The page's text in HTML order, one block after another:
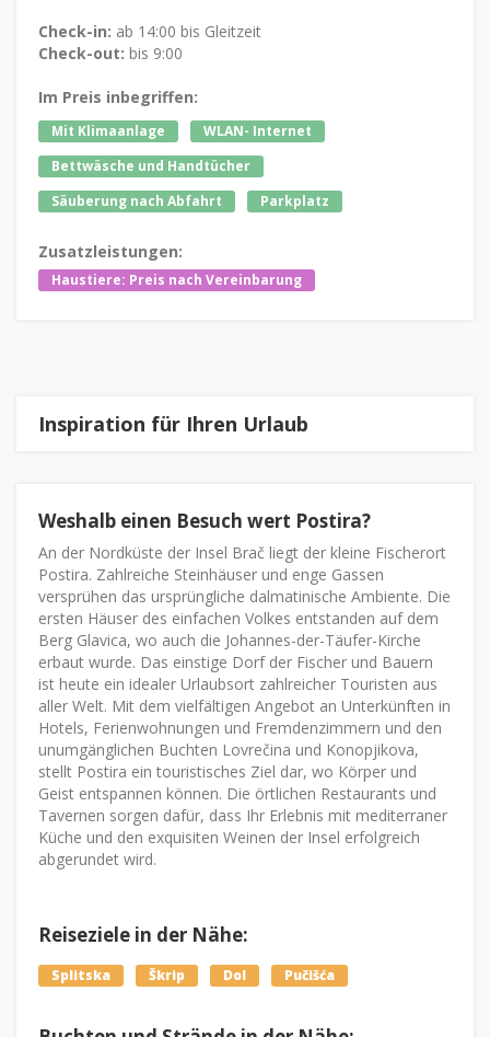
Check-in: ab 14:00 bis Gleitzeit
Check-out: bis 9:00
Im Preis inbegriffen:
Mit Klimaanlage
WLAN- Internet
Bettwäsche und Handtücher
Säuberung nach Abfahrt
Parkplatz
Zusatzleistungen:
Haustiere: Preis nach Vereinbarung
Inspiration für Ihren Urlaub
Weshalb einen Besuch wert Postira?
An der Nordküste der Insel Brač liegt der kleine Fischerort
Postira. Zahlreiche Steinhäuser und enge Gassen
versprühen das ursprüngliche dalmatinische Ambiente. Die
ersten Häuser des einfachen Volkes entstanden auf dem
Berg Glavica, wo auch die Johannes-der-Täufer-Kirche
erbaut wurde. Das einstige Dorf der Fischer und Bauern
ist heute ein idealer Urlaubsort zahlreicher Touristen aus
aller Welt. Mit dem vielfältigen Angebot an Unterkünften in
Hotels, Ferienwohnungen und Fremdenzimmern und den
unumgänglichen Buchten Lovrečina und Konopjikova,
stellt Postira ein touristisches Ziel dar, wo Körper und
Geist entspannen können. Die örtlichen Restaurants und
Tavernen sorgen dafür, dass Ihr Erlebnis mit mediterraner
Küche und den exquisiten Weinen der Insel erfolgreich
abgerundet wird.
Reiseziele in der Nähe:
Splitska Škrip Dol Pučišća